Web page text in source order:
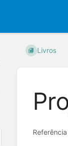
Livros